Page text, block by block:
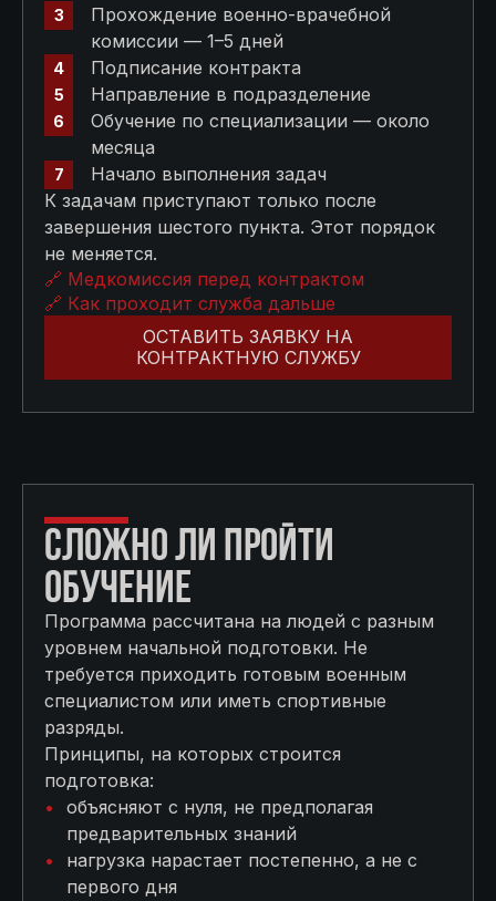
Прохождение военно-врачебной
комиссии — 1–5 дней
Подписание контракта
Направление в подразделение
Обучение по специализации — около
месяца
Начало выполнения задач
К задачам приступают только после
завершения шестого пункта. Этот порядок
не меняется.
🔗 Медкомиссия перед контрактом
🔗 Как проходит служба дальше
ОСТАВИТЬ ЗАЯВКУ НА
КОНТРАКТНУЮ СЛУЖБУ
СЛОЖНО ЛИ ПРОЙТИ
ОБУЧЕНИЕ
Программа рассчитана на людей с разным
уровнем начальной подготовки. Не
требуется приходить готовым военным
специалистом или иметь спортивные
разряды.
Принципы, на которых строится
подготовка:
объясняют с нуля, не предполагая
предварительных знаний
нагрузка нарастает постепенно, а не с
первого дня